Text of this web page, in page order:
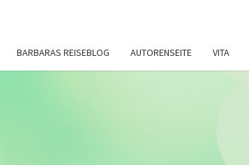
BARBARAS REISEBLOG AUTORENSEITE VITA